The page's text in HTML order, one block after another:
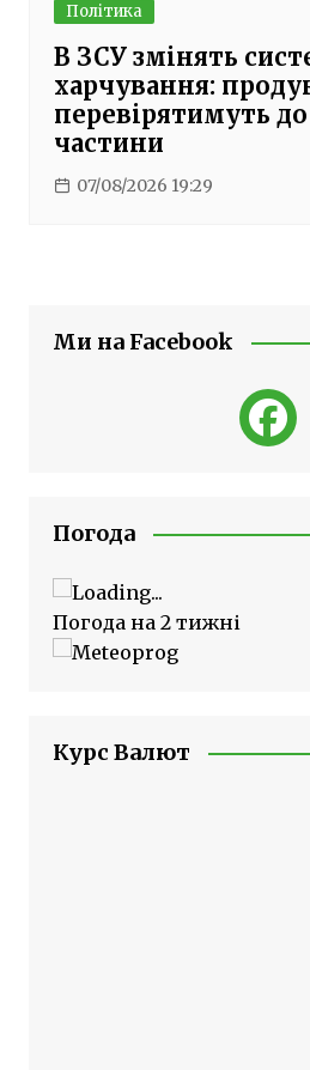
Політика
В ЗСУ змінять
харчування:
перевірятимуть
частини
07/08/2026 19:29
Ми на Facebook
Погода
Погода на 2 тижні
Курс Валют